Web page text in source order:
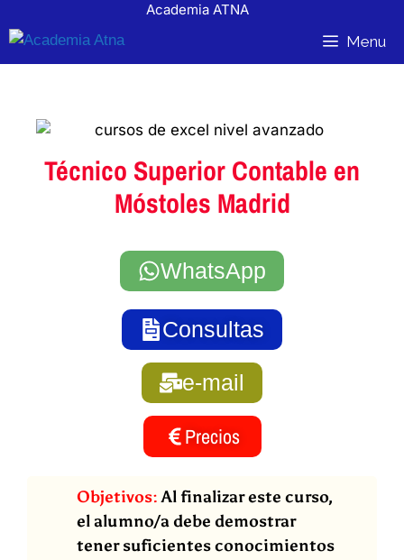
Academia ATNA
Menu
Técnico Superior Contable en
Móstoles Madrid
WhatsApp
Consultas
e-mail
Precios
Objetivos:Al finalizar este curso,
el alumno/a debe demostrar
tener suficientes conocimientos